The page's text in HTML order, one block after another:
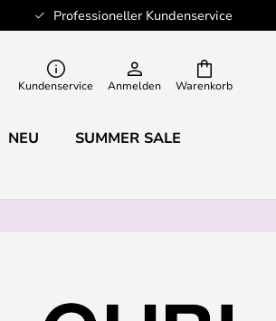
Professioneller Kundenservice
Warenkorb
Kundenservice Anmelden
NEU SUMMER SALE